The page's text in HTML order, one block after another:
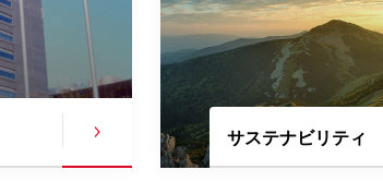
サステナビリティ